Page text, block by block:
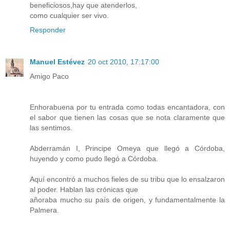
beneficiosos,hay que atenderlos,
como cualquier ser vivo.
Responder
Manuel Estévez 20 oct 2010, 17:17:00
Amigo Paco
Enhorabuena por tu entrada como todas encantadora, con
el sabor que tienen las cosas que se nota claramente que
las sentimos.
Abderramán I, Principe Omeya que llegó a Córdoba,
huyendo y como pudo llegó a Córdoba.
Aquí encontró a muchos fieles de su tribu que lo ensalzaron
al poder. Hablan las crónicas que
añoraba mucho su país de origen, y fundamentalmente la
Palmera.